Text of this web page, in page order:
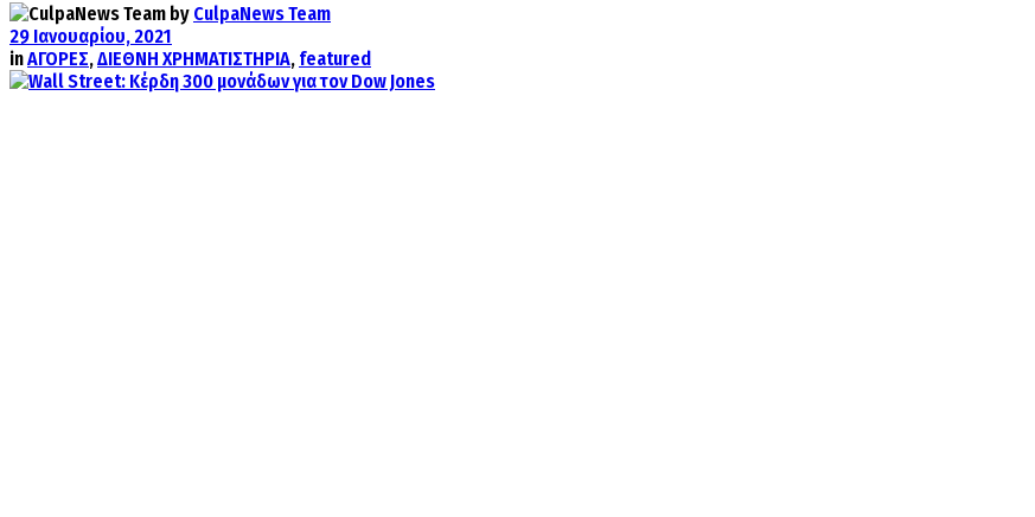
by CulpaNews Team
29 Ιανουαρίου, 2021
inΑΓΟΡΕΣ,ΔΙΕΘΝΗ ΧΡΗΜΑΤΙΣΤΗΡΙΑ, featured